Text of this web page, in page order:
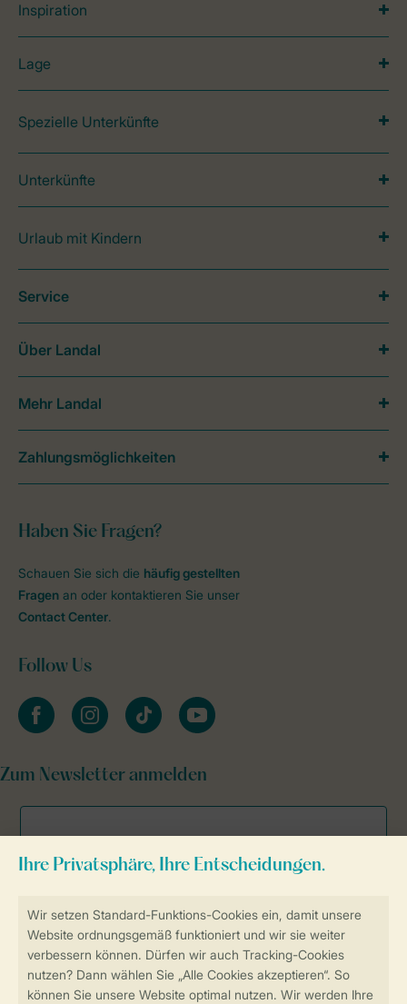
Sicher und schnell zur Online-Buchung
Sichere Datenübertragung
Sicheres Bezahlen
Inspiration
Lage
Spezielle Unterkünfte
Unterkünfte
Urlaub mit Kindern
Haben Sie Fragen?
Schauen Sie sich die häufig gestellten
Fragen an oder kontaktieren Sie unser
Contact Center.
Follow Us
facebookinstagramtiktok youtube
Zum Newsletter anmelden
Service
Über Landal
Mehr Landal
Zahlungsmöglichkeiten